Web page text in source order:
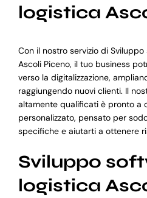
logistica
Con il nostro servizio di
Ascoli Piceno, il tuo business
verso la digitalizzazione,
raggiungendo nuovi clienti. Il
altamente qualificati è pronto a
personalizzato, pensato per
specifiche e aiutarti a ottenere
Sviluppo
logistica